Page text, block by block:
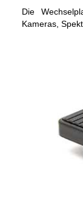
Die
Kameras,